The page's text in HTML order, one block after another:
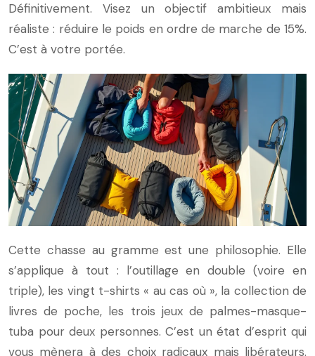
Définitivement. Visez un objectif ambitieux mais
réaliste : réduire le poids en ordre de marche de 15%.
C’est à votre portée.
Cette chasse au gramme est une philosophie. Elle
s’applique à tout : l’outillage en double (voire en
triple), les vingt t-shirts « au cas où », la collection de
livres de poche, les trois jeux de palmes-masque-
tuba pour deux personnes. C’est un état d’esprit qui
vous mènera à des choix radicaux mais libérateurs.